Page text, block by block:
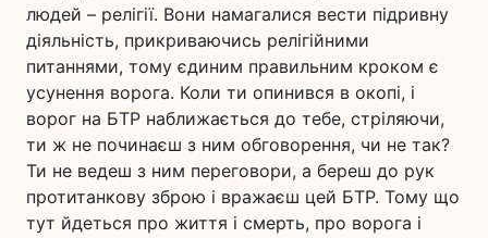
людей – релігії. Вони намагалися вести підривну
діяльність, прикриваючись релігійними
питаннями, тому єдиним правильним кроком є
усунення ворога. Коли ти опинився в окопі, і
ворог на БТР наближається до тебе, стріляючи,
ти ж не починаєш з ним обговорення, чи не так?
Ти не ведеш з ним переговори, а береш до рук
протитанкову зброю і вражаєш цей БТР. Тому що
тут йдеться про життя і смерть, про ворога і